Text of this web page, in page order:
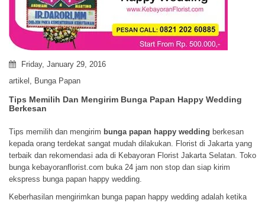
i
n
Friday, January 29, 2016
artikel , Bunga Papan
Tips Memilih Dan Mengirim Bunga Papan Happy Wedding
Berkesan
Tips memilih dan mengirim bunga papan happy wedding berkesan
kepada orang terdekat sangat mudah dilakukan. Florist di Jakarta yang
terbaik dan rekomendasi ada di Kebayoran Florist Jakarta Selatan. Toko
bunga kebayoranflorist.com buka 24 jam non stop dan siap kirim
ekspress bunga papan happy wedding.
Keberhasilan mengirimkan bunga papan happy wedding adalah ketika